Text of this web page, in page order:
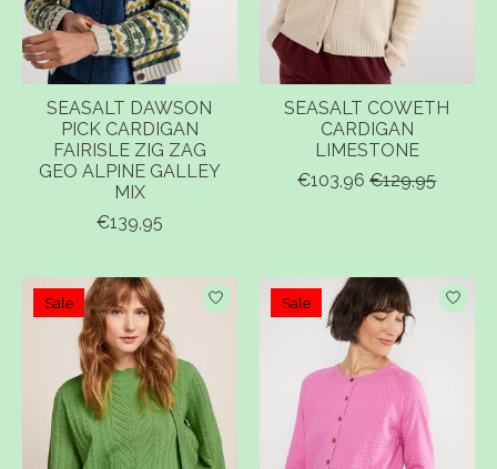
SEASALT DAWSON
PICK CARDIGAN
FAIRISLE ZIG ZAG
GEO ALPINE GALLEY
MIX
€139,95
SEASALT COWETH
CARDIGAN
LIMESTONE
€103,96 €129,95
Sale Sale